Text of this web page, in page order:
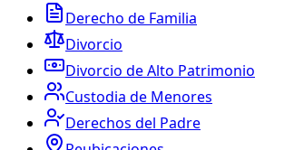
Derecho de Familia
Divorcio
Divorcio de Alto Patrimonio
Custodia de Menores
Derechos del Padre